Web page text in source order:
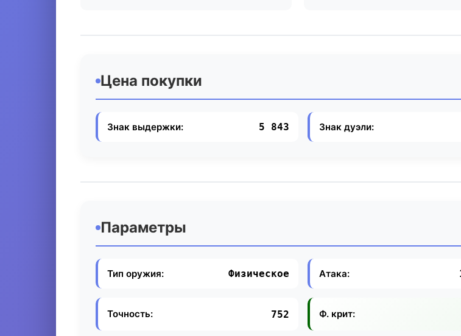
Цена покупки
Знак выдержки: 5 843 Знак дуэли:
Параметры
Тип оружия: Физическое Атака:
Точность: 752 Ф. крит: